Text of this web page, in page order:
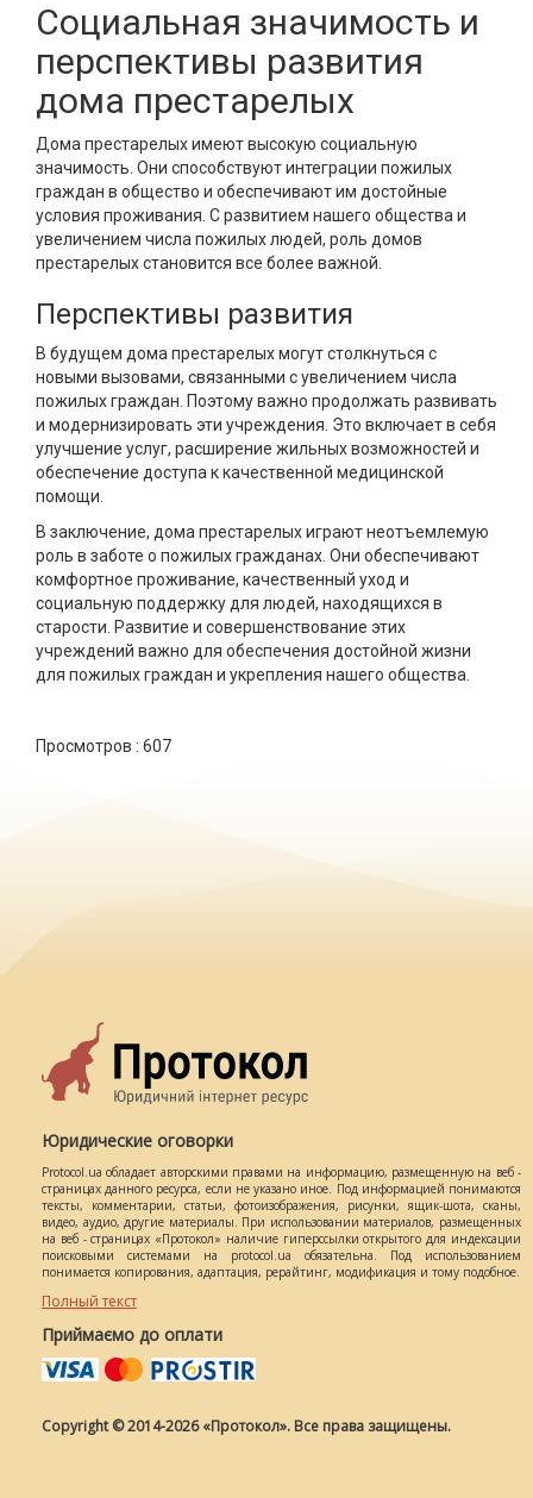
Социальная значимость и
перспективы развития
дома престарелых
Дома престарелых имеют высокую социальную
значимость. Они способствуют интеграции пожилых
граждан в общество и обеспечивают им достойные
условия проживания. С развитием нашего общества и
увеличением числа пожилых людей, роль домов
престарелых становится все более важной.
Перспективы развития
В будущем дома престарелых могут столкнуться с
новыми вызовами, связанными с увеличением числа
пожилых граждан. Поэтому важно продолжать развивать
и модернизировать эти учреждения. Это включает в себя
улучшение услуг, расширение жильных возможностей и
обеспечение доступа к качественной медицинской
помощи.
В заключение, дома престарелых играют неотъемлемую
роль в заботе о пожилых гражданах. Они обеспечивают
комфортное проживание, качественный уход и
социальную поддержку для людей, находящихся в
старости. Развитие и совершенствование этих
учреждений важно для обеспечения достойной жизни
для пожилых граждан и укрепления нашего общества.
Просмотров : 607
Юридические оговорки
Protocol.ua обладает авторскими правами на информацию, размещенную на веб -
страницах данного ресурса, если не указано иное. Под информацией понимаются
тексты, комментарии, статьи, фотоизображения, рисунки, ящик-шота, сканы,
видео, аудио, другие материалы. При использовании материалов, размещенных
на веб - страницах «Протокол» наличие гиперссылки открытого для индексации
поисковыми системами на protocol.ua обязательна. Под использованием
понимается копирования, адаптация, рерайтинг, модификация и тому подобное.
Полный текст
Приймаємо до оплати
Copyright © 2014-2026 «Протокол». Все права защищены.